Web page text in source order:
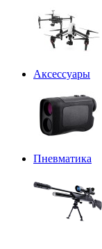
Аксессуары
Пневматика